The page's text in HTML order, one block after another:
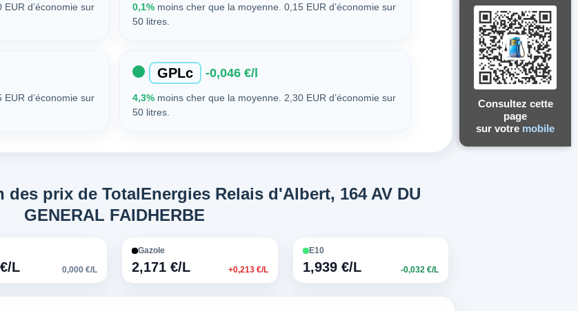
Consultez cette
page
sur votre mobile
d’économie sur
0,1% moins cher que la moyenne. 0,15 EUR d’économie sur
50 litres.
d’économie sur
GPLc -0,046 €/l
4,3% moins cher que la moyenne. 2,30 EUR d’économie sur
50 litres.
prix de TotalEnergies Relais d'Albert, 164 AV DU
GENERAL FAIDHERBE
L 0,000 €/L
Gazole
2,171 €/L +0,213 €/L
E10
1,939 €/L -0,032 €/L